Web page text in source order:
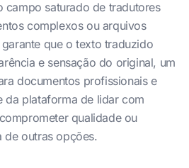
campo saturado de tradutores
complexos ou arquivos
que o texto traduzido
e sensação do original, um
documentos profissionais e
da plataforma de lidar com
qualidade ou
de outras opções.